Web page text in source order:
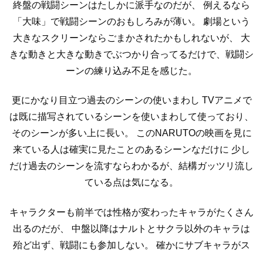
終盤の戦闘シーンはたしかに派手なのだが、
例えるなら
「大味」で戦闘シーンのおもしろみが薄い。
劇場という
大きなスクリーンならごまかされたかもしれないが、
大
きな動きと大きな動きでぶつかり合ってるだけで、戦闘シ
ーンの練り込み不足を感じた。
更にかなり目立つ過去のシーンの使いまわし TVアニメで
は既に描写されているシーンを使いまわして使っており、
そのシーンが多い上に長い。
このNARUTOの映画を見に
来ている人は確実に見たことのあるシーンなだけに 少し
だけ過去のシーンを流すならわかるが、結構ガッツリ流し
ている点は気になる。
キャラクターも前半では性格が変わったキャラがたくさん
出るのだが、
中盤以降はナルトとサクラ以外のキャラは
殆ど出ず、戦闘にも参加しない。
確かにサブキャラがス